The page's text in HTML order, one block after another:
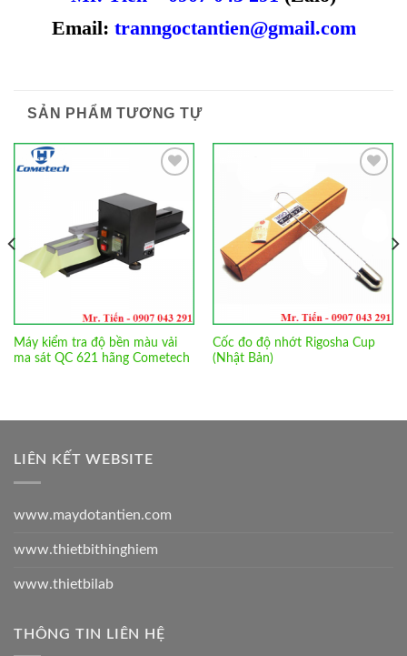
Email: tranngoctantien@gmail.com
SẢN PHẨM TƯƠNG TỰ
Wishlist
Máy kiểm tra độ bền màu vải
ma sát QC 621 hãng Cometech
Cốc đo độ nhớt Rigosha Cup
(Nhật Bản)
LIÊN KẾT WEBSITE
www.maydotantien.com
www.thietbithinghiem
www.thietbilab
THÔNG TIN LIÊN HỆ